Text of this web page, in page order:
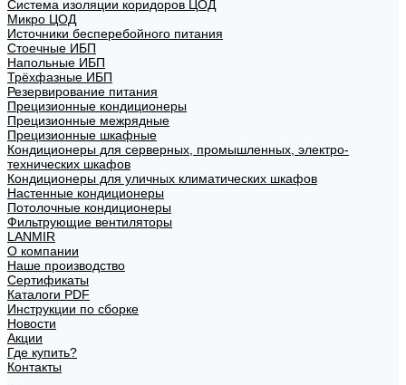
Система изоляции коридоров ЦОД
Микро ЦОД
Источники бесперебойного питания
Стоечные ИБП
Напольные ИБП
Трёхфазные ИБП
Резервирование питания
Прецизионные кондиционеры
Прецизионные межрядные
Прецизионные шкафные
Кондиционеры для серверных, промышленных, электро-
технических шкафов
Кондиционеры для уличных климатических шкафов
Настенные кондиционеры
Потолочные кондиционеры
Фильтрующие вентиляторы
LANMIR
О компании
Наше производство
Сертификаты
Каталоги PDF
Инструкции по сборке
Новости
Акции
Где купить?
Контакты